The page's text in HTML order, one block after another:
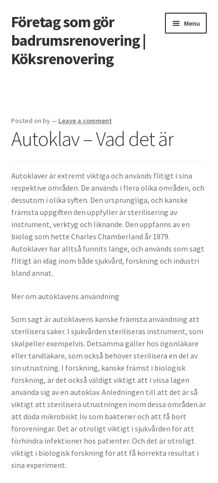
Skip
to
navigation
Skip
to
content
Företag som gör
badrumsrenovering |
Köksrenovering
Menu
Grunden till ett badrum som håller
Smarta funktioner till det nya köket
Vilket snabblån är bäst?
Posted on by— Leave a comment
Autoklav – Vad det är
Autoklaver är extremt viktiga och används flitigt i sina
respektive områden. De används i flera olika områden, och
dessutom i olika syften. Den ursprungliga, och kanske
främsta uppgiften den uppfyller är sterilisering av
instrument, verktyg och liknande. Den uppfanns av en
biolog som hette Charles Chamberland år 1879.
Autoklaver har alltså funnits länge, och används som sagt
flitigt än idag inom både sjukvård, forskning och industri
bland annat.
Mer om autoklavens användning
Som sagt är autoklavens kanske främsta användning att
sterilisera saker. I sjukvården steriliseras instrument, som
skalpeller exempelvis. Detsamma gäller hos ögonläkare
eller tandläkare, som också behöver sterilisera en del av
sin utrustning. I forskning, kanske främst i biologisk
forskning, är det också väldigt viktigt att i vissa lägen
använda sig av en autoklav. Anledningen till att det är så
viktigt att sterilisera utrustningen inom dessa områden är
att döda mikrobiskt liv som bakterier och att få bort
föroreningar. Det är otroligt viktigt i sjukvården för att
förhindra infektioner hos patienter. Och det är otroligt
viktigt i biologisk forskning för att få korrekta resultat i
sina experiment.